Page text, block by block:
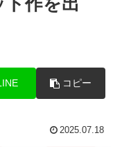
コピー
2025.07.18